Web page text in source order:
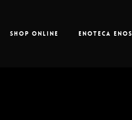
Shop online Enoteca Enos